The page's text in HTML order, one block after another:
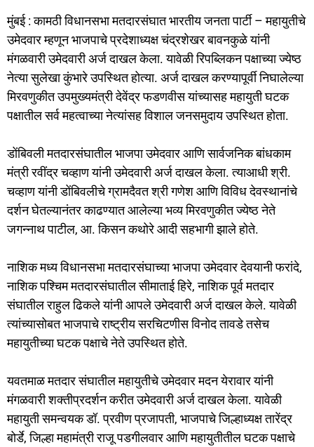
e
b
o
o
k
o
d
o
n
l
e
मुंबई : कामठी विधानसभा मतदारसंघात भारतीय जनता पार्टी – महायुतीचे
उमेदवार म्हणून भाजपाचे प्रदेशाध्यक्ष चंद्रशेखर बावनकुळे यांनी
मंगळवारी उमेदवारी अर्ज दाखल केला. यावेळी रिपब्लिकन पक्षाच्या ज्येष्ठ
नेत्या सुलेखा कुंभारे उपस्थित होत्या. अर्ज दाखल करण्यापूर्वी निघालेल्या
मिरवणुकीत उपमुख्यमंत्री देवेंद्र फडणवीस यांच्यासह महायुती घटक
पक्षातील सर्व महत्वाच्या नेत्यांसह विशाल जनसमुदाय उपस्थित होता.
डोंबिवली मतदारसंघातील भाजपा उमेदवार आणि सार्वजनिक बांधकाम
मंत्री रवींद्र चव्हाण यांनी उमेदवारी अर्ज दाखल केला. त्याआधी श्री.
चव्हाण यांनी डोंबिवलीचे ग्रामदैवत श्री गणेश आणि विविध देवस्थानांचे
दर्शन घेतल्यानंतर काढण्यात आलेल्या भव्य मिरवणुकीत ज्येष्ठ नेते
जगन्नाथ पाटील, आ. किसन कथोरे आदी सहभागी झाले होते.
नाशिक मध्य विधानसभा मतदारसंघाच्या भाजपा उमेदवार देवयानी फरांदे,
नाशिक पश्चिम मतदारसंघातील सीमाताई हिरे, नाशिक पूर्व मतदार
संघातील राहुल ढिकले यांनी आपले उमेदवारी अर्ज दाखल केले. यावेळी
त्यांच्यासोबत भाजपाचे राष्ट्रीय सरचिटणीस विनोद तावडे तसेच
महायुतीच्या घटक पक्षाचे नेते उपस्थित होते.
यवतमाळ मतदार संघातील महायुतीचे उमेदवार मदन येरावार यांनी
मंगळवारी शक्तीप्रदर्शन करीत उमेदवारी अर्ज दाखल केला. यावेळी
महायुती समन्वयक डॉ. प्रवीण प्रजापती, भाजपाचे जिल्हाध्यक्ष तारेंद्र
बोर्डे, जिल्हा महामंत्री राजू पडगीलवार आणि महायुतीतील घटक पक्षाचे